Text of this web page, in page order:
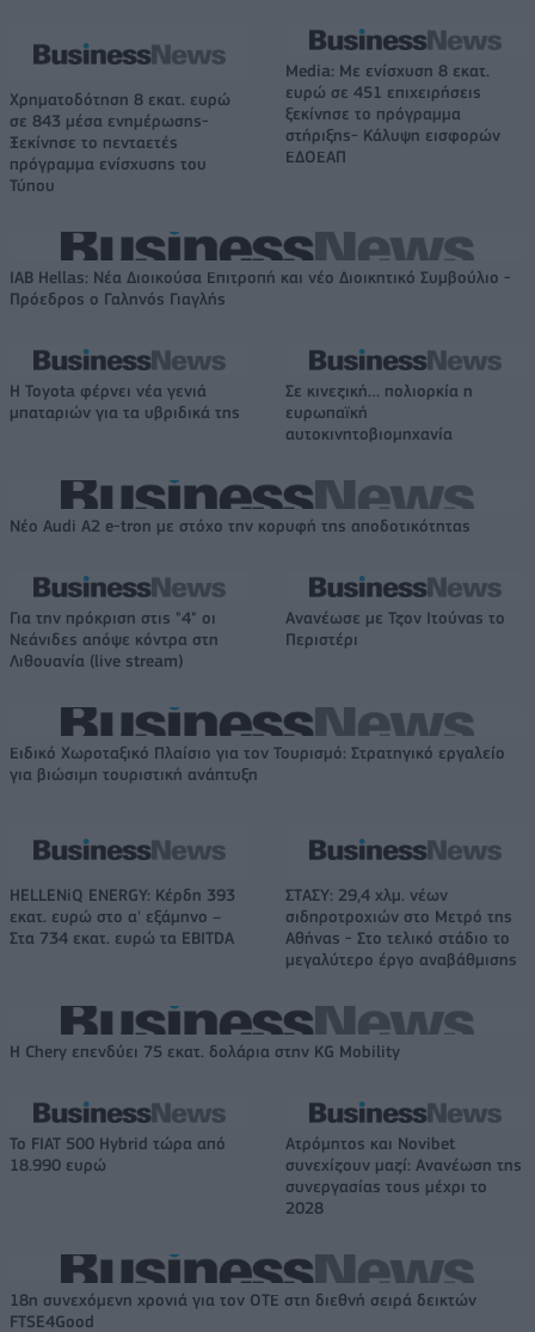
Χρηματοδότηση 8 εκατ. ευρώ
σε 843 μέσα ενημέρωσης-
Ξεκίνησε το πενταετές
πρόγραμμα ενίσχυσης του
Τύπου
Media: Με ενίσχυση 8 εκατ.
ευρώ σε 451 επιχειρήσεις
ξεκίνησε το πρόγραμμα
στήριξης- Κάλυψη εισφορών
ΕΔΟΕΑΠ
IAB Hellas: Νέα Διοικούσα Επιτροπή και νέο Διοικητικό Συμβούλιο -
Πρόεδρος ο Γαληνός Γιαγλής
Η Toyota φέρνει νέα γενιά
μπαταριών για τα υβριδικά της
Σε κινεζική… πολιορκία η
ευρωπαϊκή
αυτοκινητοβιομηχανία
Νέο Audi A2 e-tron με στόχο την κορυφή της αποδοτικότητας
Για την πρόκριση στις "4" οι
Νεάνιδες απόψε κόντρα στη
Λιθουανία (live stream)
Ανανέωσε με Τζον Ιτούνας το
Περιστέρι
Ειδικό Χωροταξικό Πλαίσιο για τον Τουρισμό: Στρατηγικό εργαλείο
για βιώσιμη τουριστική ανάπτυξη
HELLENiQ ENERGY: Κέρδη 393
εκατ. ευρώ στο α' εξάμηνο –
Στα 734 εκατ. ευρώ τα EBITDA
ΣΤΑΣΥ: 29,4 χλμ. νέων
σιδηροτροχιών στο Μετρό της
Αθήνας - Στο τελικό στάδιο το
μεγαλύτερο έργο αναβάθμισης
Η Chery επενδύει 75 εκατ. δολάρια στην KG Mobility
Το FIAT 500 Hybrid τώρα από
18.990 ευρώ
Ατρόμητος και Novibet
συνεχίζουν μαζί: Ανανέωση της
συνεργασίας τους μέχρι το
2028
18η συνεχόμενη χρονιά για τον ΟΤΕ στη διεθνή σειρά δεικτών
FTSE4Good